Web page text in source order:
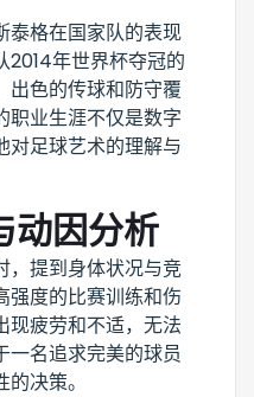
泰格在国家队的表现
2014年世界杯夺冠的
出色的传球和防守覆
职业生涯不仅是数字
对足球艺术的理解与
动因分析
，提到身体状况与竞
强度的比赛训练和伤
现疲劳和不适，无法
一名追求完美的球员
决策。